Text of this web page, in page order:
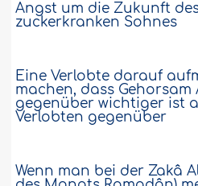
Angst um die Zukunft
zuckerkranken Sohnes
Eine Verlobte darauf
machen, dass Gehorsam
gegenüber wichtiger ist
Verlobten gegenüber
Wenn man bei der Zakâ